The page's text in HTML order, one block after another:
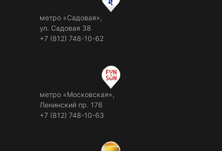
метро «Садовая»,
ул. Садовая 38
+7 (812) 748-10-62
метро «Московская»,
Ленинский пр. 176
+7 (812) 748-10-63